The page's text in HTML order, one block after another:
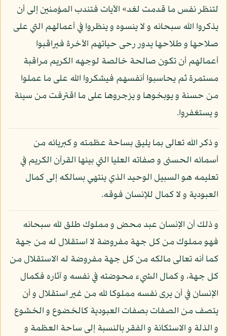
لتنظر نفس ما قدمت لغد» الآيات فتندب المؤمنين إلى أن
يذكروا الله سبحانه و لا ينسوه و ينظروا في أعمالهم التي على
صلاحها و طلاحها يدور رحى حياتهم الآخرة فيراقبوا
أعمالهم أن تكون صالحة خالصة لوجهه الكريم مراقبة
مستمرة ثم يحاسبوا أنفسهم فيشكروا الله على ما عملوا
من حسنة و يوبخوها و يزجروها على ما اقترفت من سيئة
و يستغفروا.
و ذكر الله تعالى بما يليق بساحة عظمته و كبريائه من
أسمائه الحسنى و صفاته العليا التي بينها القرآن الكريم في
تعليمه هو السبيل الوحيد الذي ينتهي بسالكه إلى كمال
العبودية و لا كمال للإنسان فوقه.
و ذلك أن الإنسان عبد محض و مملوك طلق لله سبحانه
فهو مملوك من كل جهة مفروضة لا استقلال له من جهة
كما أنه تعالى مالكه من كل جهة مفروضة له الاستقلال من
كل جهة، و كمال الشيء محوضته في نفسه و آثاره فكمال
الإنسان في أن يرى نفسه مملوكا لله من غير استقلال و أن
يتصف من الصفات بصفات العبودية كالخضوع و الخشوع
و الذلة و الاستكانة و الفقر بالنسبة إلى ساحة العظمة و